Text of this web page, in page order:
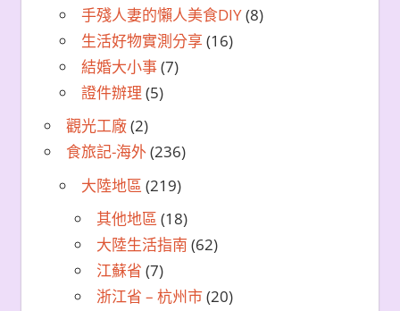
手殘人妻的懶人美食DIY(8)
生活好物實測分享 (16)
結婚大小事(7)
證件辦理 (5)
觀光工廠(2)
食旅記-海外(236)
大陸地區 (219)
其他地區 (18)
大陸生活指南 (62)
江蘇省 (7)
浙江省 – 杭州市(20)